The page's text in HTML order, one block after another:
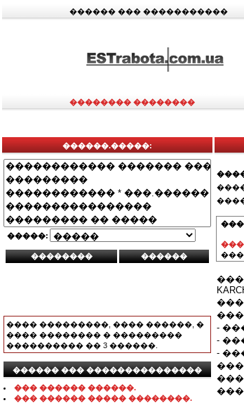
������ ��� �����������
�������� ��������
������.�����:
�����:
���� ���������, ���� ������, �
���� �������� � ���������
���������� �� 3 ������.
������ ��� ���������������
��� ������ ������.
��� ������ ����� ��������.
-
-
-